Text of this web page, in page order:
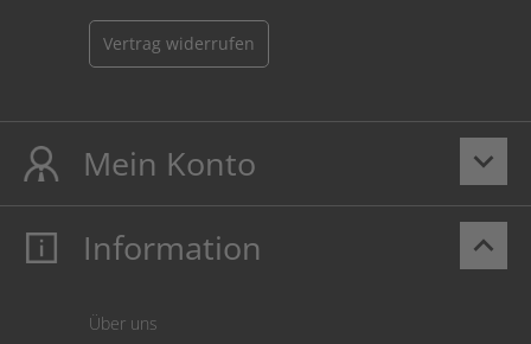
Vertrag widerrufen
keyboard_arrow_down
Mein Konto
Mein Konto
keyboard_arrow_up
Information
Über uns